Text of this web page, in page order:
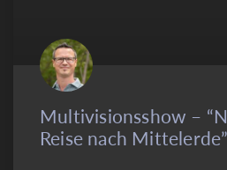
Multivisionsshow –
Reise nach Mittelerde”